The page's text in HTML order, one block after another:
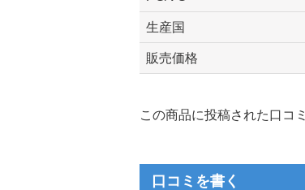
生産国
販売価格
この商品に投稿された口コ
口コミを書く